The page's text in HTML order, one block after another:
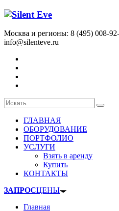
Москва и регионы: 8 (495) 008-
info@silenteve.ru
ГЛАВНАЯ
ОБОРУДОВАНИЕ
ПОРТФОЛИО
УСЛУГИ
Взять в аренду
Купить
КОНТАКТЫ
ЗАПРОСЦЕНЫ
Главная